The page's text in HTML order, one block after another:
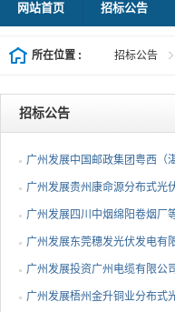
网站首页 招标公告
所在位置 : 招标公告
招标公告
广州发展中国邮政集团粤西（
件处理中心等3个分布...
广州发展贵州康命源分布式光
EPC总承包（第二次招标...
广州发展四川中烟绵阳卷烟厂
布式光伏项目EPC总承包...
广州发展东莞穗发光伏发电有
（广州港新沙港务有限公...
广州发展投资广州电缆有限公
顶分布式光伏项目EPC...
广州发展梧州金升铜业分布式